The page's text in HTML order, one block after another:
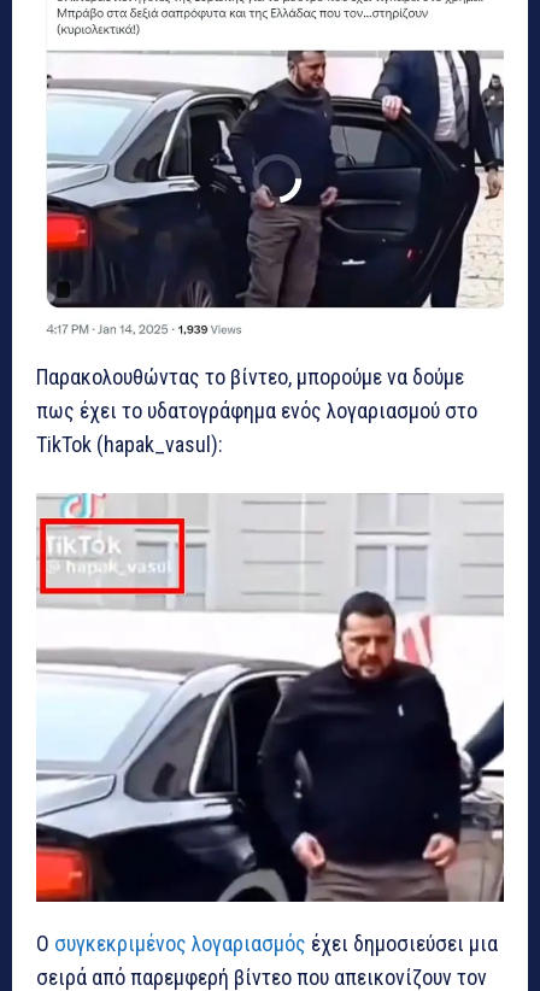
Παρακολουθώντας το βίντεο, μπορούμε να δούμε
πως έχει το υδατογράφημα ενός λογαριασμού στο
TikTok (hapak_vasul):
Ο συγκεκριμένος λογαριασμός έχει δημοσιεύσει μια
σειρά από παρεμφερή βίντεο που απεικονίζουν τον